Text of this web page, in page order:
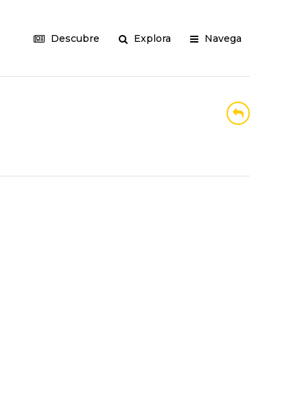
Descubre Explora Navega